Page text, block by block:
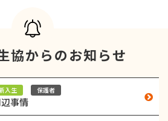
協からのお知らせ
入生 保護者
事情